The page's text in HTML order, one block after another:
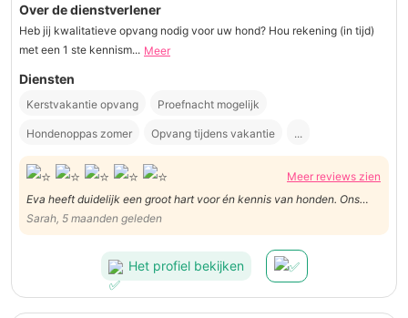
Over de dienstverlener
Heb jij kwalitatieve opvang nodig voor uw hond? Hou rekening (in tijd)
met een 1 ste kennism... Meer
Diensten
Kerstvakantie opvang Proefnacht mogelijk
Hondenoppas zomer Opvang tijdens vakantie ...
Meer reviews zien
Eva heeft duidelijk een groot hart voor én kennis van honden. Ons
Jackie was onmiddellijk op haar gemak
Sarah, 5 maanden geleden
Het profiel bekijken